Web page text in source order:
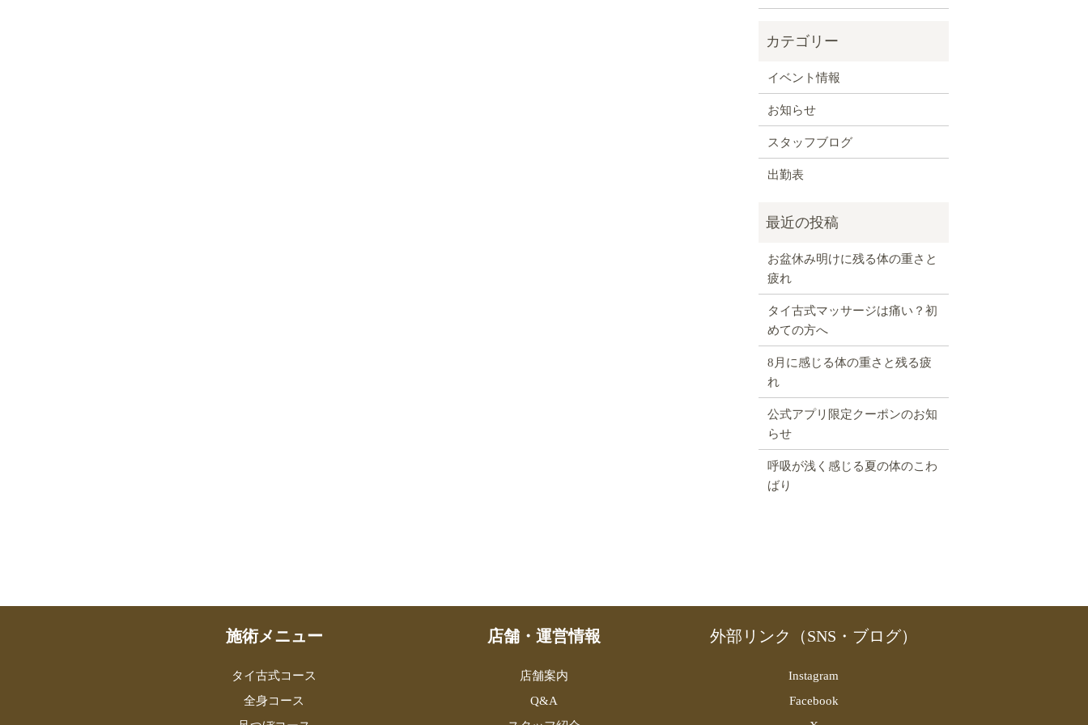
イベント情報
お知らせ
スタッフブログ
出勤表
お盆休み明けに残る体の重さと
疲れ
タイ古式マッサージは痛い？初
めての方へ
8月に感じる体の重さと残る疲
れ
公式アプリ限定クーポンのお知
らせ
呼吸が浅く感じる夏の体のこわ
ばり
施術メニュー
タイ古式コース
全身コース
店舗・運営情報
店舗案内
Q&A
外部リンク（SNS・ブログ）
Instagram
Facebook